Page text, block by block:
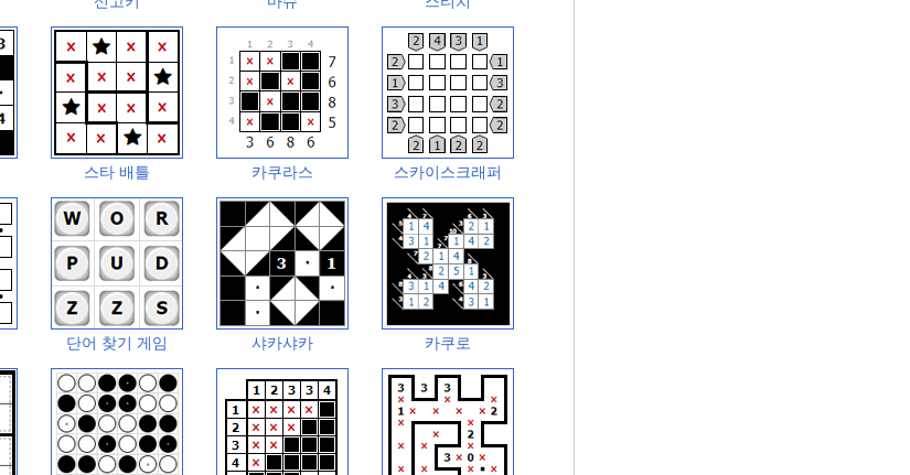
스타 배틀 카쿠라스 스카이스크래퍼
단어 찾기 게임 샤카샤카 카쿠로